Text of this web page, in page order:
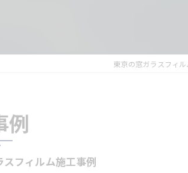
減
東京の窓ガラスフィ
例
フィルム施工事例